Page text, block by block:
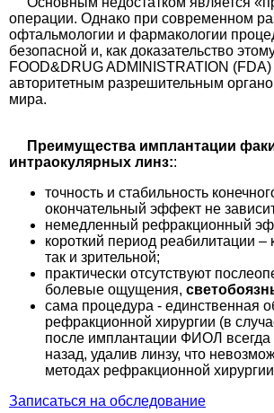
операции. Однако при современном
офтальмологии и фармакологии
безопасной и, как доказательство
FOOD&DRUG ADMINISTRATION
авторитетным разрешительным
мира.
Преимущества имплантации
интраокулярных линз::
точность и стабильность
окончательный эффект не
немедленный рефракционный
короткий период реабилитации –
так и зрительной;
практически отсутствуют
болевые ощущения,
сама процедура - единственная
рефракционной хирургии (в
после имплантации ФИОЛ всегда
назад, удалив линзу, что
методах рефракционной
Записаться на обследование